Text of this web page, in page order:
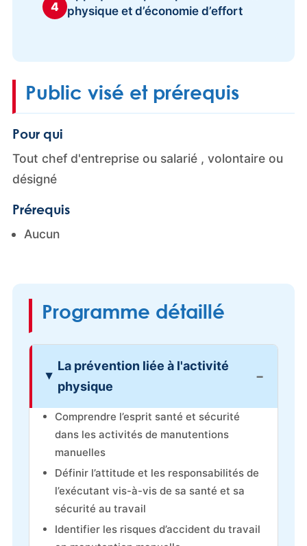
4
physique et d’économie d’effort
Public visé et prérequis
Pour qui
Tout chef d'entreprise ou salarié , volontaire ou
désigné
Prérequis
Aucun
Programme détaillé
La prévention liée à l'activité
physique
Comprendre l’esprit santé et sécurité
dans les activités de manutentions
manuelles
Définir l’attitude et les responsabilités de
l’exécutant vis-à-vis de sa santé et sa
sécurité au travail
Identifier les risques d’accident du travail